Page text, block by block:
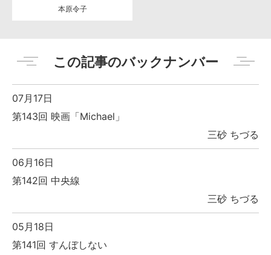
本原令子
この記事のバックナンバー
07月17日
第143回 映画「Michael」
三砂 ちづる
06月16日
第142回 中央線
三砂 ちづる
05月18日
第141回 すんぼしない